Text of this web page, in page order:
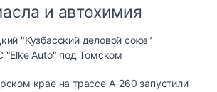
и автохимия
"Кузбасский деловой союз"
"Elke Auto" под Томском
крае на трассе А-260 запустили